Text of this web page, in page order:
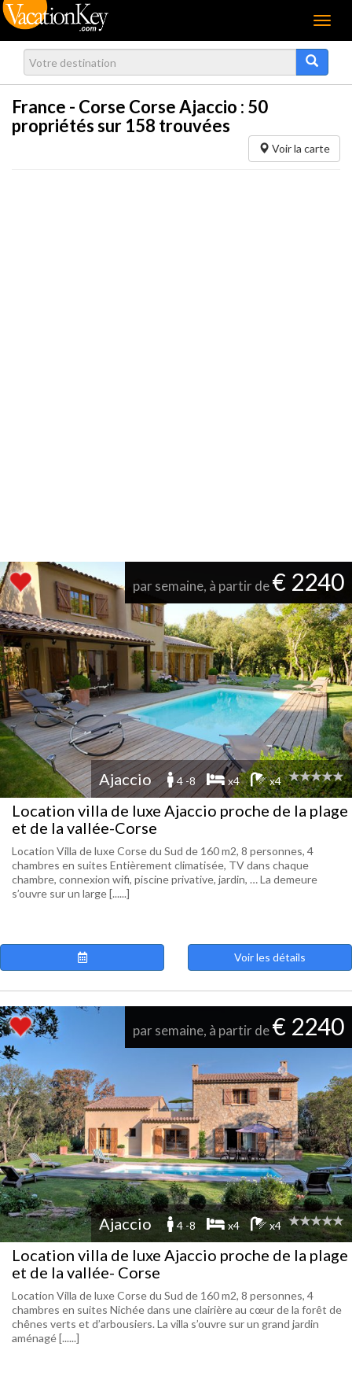
Menu
France - Corse Corse Ajaccio : 50
propriétés sur 158 trouvées
Voir la carte
par semaine, à partir de€ 2240
Ajaccio 4 -8 x4 x4
Location villa de luxe Ajaccio proche de la plage
et de la vallée-Corse
Location Villa de luxe Corse du Sud de 160 m2, 8 personnes, 4
chambres en suites Entièrement climatisée, TV dans chaque
chambre, connexion wifi, piscine privative, jardin, … La demeure
s’ouvre sur un large [......]
Voir les détails
par semaine, à partir de€ 2240
Ajaccio 4 -8 x4 x4
Location villa de luxe Ajaccio proche de la plage
et de la vallée- Corse
Location Villa de luxe Corse du Sud de 160 m2, 8 personnes, 4
chambres en suites Nichée dans une clairière au cœur de la forêt de
chênes verts et d’arbousiers. La villa s’ouvre sur un grand jardin
aménagé [......]